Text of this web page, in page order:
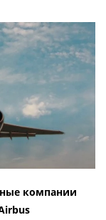
компании